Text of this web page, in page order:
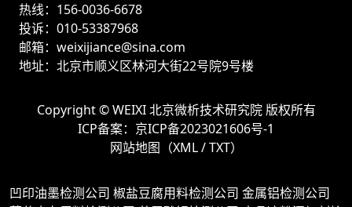
热线：156-0036-6678
投诉：010-53387968
邮箱：weixijiance@sina.com
地址：北京市顺义区林河大街22号院9号楼
Copyright ©WEIXI 北京微析技术研究院版权所有
ICP备案： 京ICP备2023021606号-1
网站地图（XML/TXT）
凹印油墨检测公司 椒盐豆腐用料检测公司 金属铝检测公司